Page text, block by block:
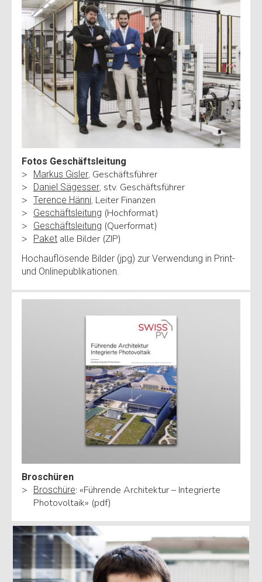
Fotos Geschäftsleitung
Markus Gisler, Geschäftsführer
Daniel Sägesser, stv. Geschäftsführer
Terence Hänni, Leiter Finanzen
Geschäftsleitung (Hochformat)
Geschäftsleitung (Querformat)
Paket alle Bilder (ZIP)
Hochauflösende Bilder (jpg) zur Verwendung in Print-
und Onlinepublikationen.
Broschüren
Broschüre: «Führende Architektur – Integrierte
Photovoltaik» (pdf)